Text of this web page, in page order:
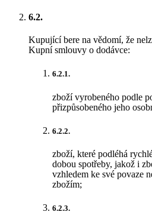
6.2.
Kupující bere na vědomí, že
Kupní smlouvy o dodávce:
6.2.1.
zboží vyrobeného podle
přizpůsobeného jeho
6.2.2.
zboží, které podléhá
dobou spotřeby, jakož i
vzhledem ke své povaze
zbožím;
6.2.3.